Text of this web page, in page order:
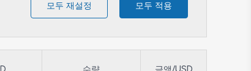
모두 재설정 모두 적용